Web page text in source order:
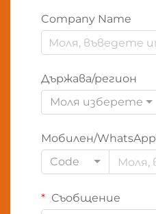
Company Name
Държава/регион
Моля изберете
Мобилен/WhatsApp
Code
Съобщение